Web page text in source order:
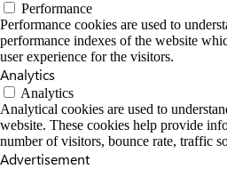
Performance
Performance cookies are used to
performance indexes of the website
user experience for the visitors.
Analytics
Analytics
Analytical cookies are used to
website. These cookies help provide
number of visitors, bounce rate, traffic
Advertisement